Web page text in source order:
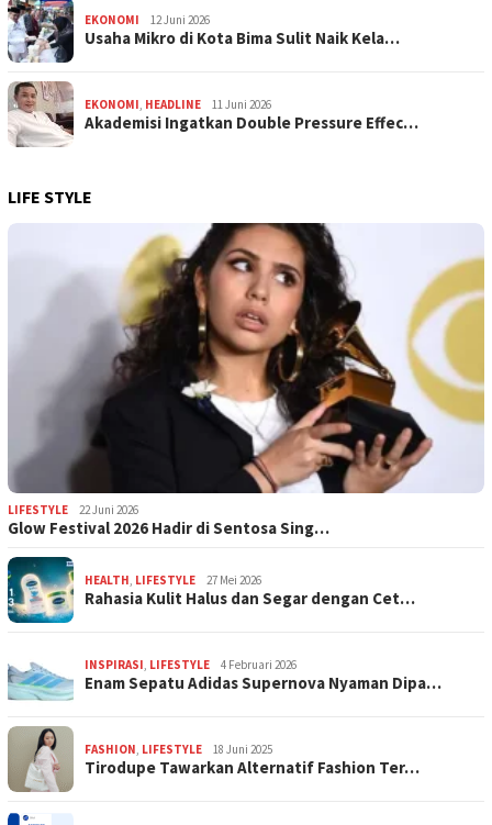
EKONOMI 12 Juni 2026
Usaha Mikro di Kota Bima Sulit Naik Kela…
EKONOMI, HEADLINE 11 Juni 2026
Akademisi Ingatkan Double Pressure Effec…
LIFE STYLE
LIFESTYLE 22 Juni 2026
Glow Festival 2026 Hadir di Sentosa Sing…
HEALTH, LIFESTYLE 27 Mei 2026
Rahasia Kulit Halus dan Segar dengan Cet…
INSPIRASI, LIFESTYLE 4 Februari 2026
Enam Sepatu Adidas Supernova Nyaman Dipa…
FASHION, LIFESTYLE 18 Juni 2025
Tirodupe Tawarkan Alternatif Fashion Ter…